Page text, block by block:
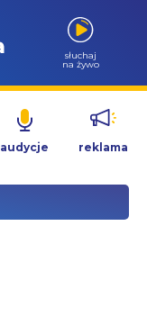
słuchaj
na żywo
audycje reklama